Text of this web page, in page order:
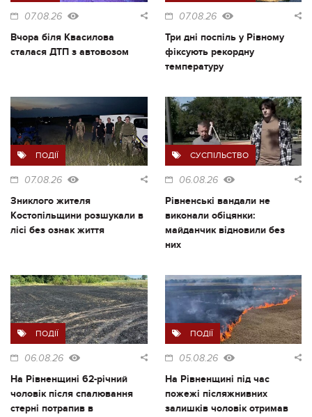
07.08.26
Вчора біля Квасилова
сталася ДТП з автовозом
07.08.26
Три дні поспіль у Рівному
фіксують рекордну
температуру
ПОДІЇ
07.08.26
Зниклого жителя
Костопільщини розшукали в
лісі без ознак життя
СУСПІЛЬСТВО
06.08.26
Рівненські вандали не
виконали обіцянки:
майданчик відновили без
них
ПОДІЇ
06.08.26
На Рівненщині 62-річний
чоловік після спалювання
стерні потрапив в
ПОДІЇ
05.08.26
На Рівненщині під час
пожежі післяжнивних
залишків чоловік отримав